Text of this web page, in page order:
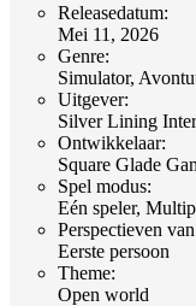
Releasedatum:
Mei 11, 2026
Genre:
Simulator,
Uitgever:
Silver Lining
Ontwikkelaar:
Square Glade
Spel modus:
Eén speler,
Perspectieven
Eerste persoon
Theme:
Open world